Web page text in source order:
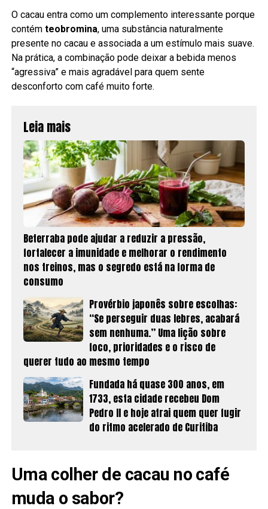
O cacau entra como um complemento interessante porque
contém teobromina, uma substância naturalmente
presente no cacau e associada a um estímulo mais suave.
Na prática, a combinação pode deixar a bebida menos
“agressiva” e mais agradável para quem sente
desconforto com café muito forte.
Leia mais
Beterraba pode ajudar a reduzir a pressão,
fortalecer a imunidade e melhorar o rendimento
nos treinos, mas o segredo está na forma de
consumo
Provérbio japonês sobre escolhas:
“Se perseguir duas lebres, acabará
sem nenhuma.” Uma lição sobre
foco, prioridades e o risco de
querer tudo ao mesmo tempo
Fundada há quase 300 anos, em
1733, esta cidade recebeu Dom
Pedro II e hoje atrai quem quer fugir
do ritmo acelerado de Curitiba
Uma colher de cacau no café
muda o sabor?